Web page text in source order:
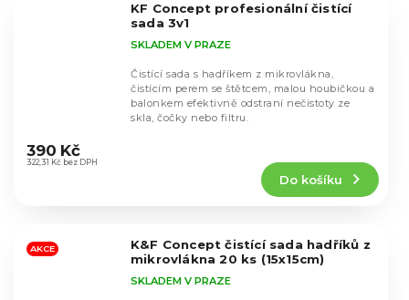
KF Concept profesionální čistící
sada 3v1
hodnocení
produktu
hvězdiček.
SKLADEM V PRAZE
322,31 Kč bez DPH
390 Kč
Do košíku
Čistící sada s hadříkem z mikrovlákna,
čistícím perem se štětcem, malou houbičkou a
balonkem efektivně odstraní nečistoty ze
skla, čočky nebo filtru.
AKCE
K&F Concept čistící sada hadříků z
mikrovlákna 20 ks (15x15cm)
SKLADEM V PRAZE